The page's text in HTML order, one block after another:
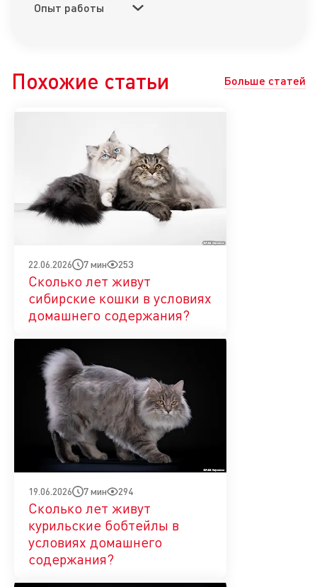
Опыт работы
Похожие статьи Больше статей
22.06.2026 7 мин 253
Сколько лет живут
сибирские кошки в условиях
домашнего содержания?
19.06.2026 7 мин 294
Сколько лет живут
курильские бобтейлы в
условиях домашнего
содержания?